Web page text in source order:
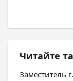
Читайте
Заместитель